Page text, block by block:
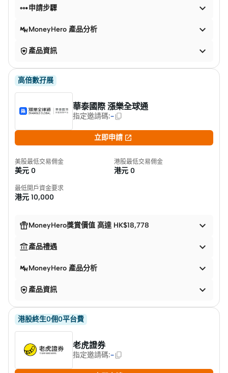
申請步驟 
MoneyHero 產品分析 
 產品資訊 
高倍數孖展
華泰國際 漲樂全球通
指定邀請碼:-
立即申請 
美股最低交易佣金
美元 0
港股最低交易佣金
港元 0
最低開戶資金要求
港元 10,000
MoneyHero獎賞價值 高達 HK$18,778 
產品禮遇 
MoneyHero 產品分析 
 產品資訊 
港股終生0佣0平台費
老虎證券
指定邀請碼:-